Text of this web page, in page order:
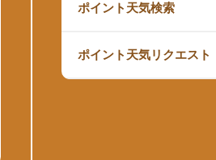
ポイント天気検索
ポイント天気リクエスト